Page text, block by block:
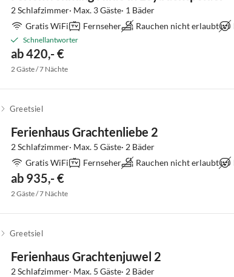
2 Schlafzimmer· Max. 3 Gäste· 1 Bäder
Gratis WiFi
Fernseher Rauchen nicht erlaubt
Schnellantworter
ab 420,- €
2 Gäste / 7 Nächte
Greetsiel
Ferienhaus Grachtenliebe 2
2 Schlafzimmer· Max. 5 Gäste· 2 Bäder
Gratis WiFi
Fernseher Rauchen nicht erlaubt
ab 935,- €
2 Gäste / 7 Nächte
Greetsiel
Ferienhaus Grachtenjuwel 2
2 Schlafzimmer· Max. 5 Gäste· 2 Bäder